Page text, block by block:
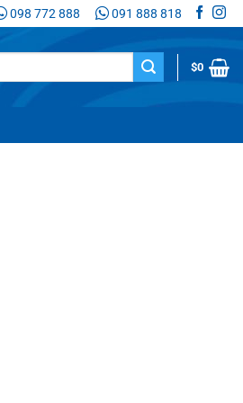
098 772 888 091 888 818
$0